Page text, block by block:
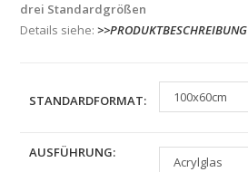
drei Standardgrößen
Details siehe:>>PRODUKTBESCHREIBUNG
STANDARDFORMAT: 100x60cm
AUSFÜHRUNG:
Acrylglas